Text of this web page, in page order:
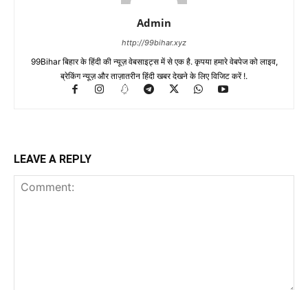
Admin
http://99bihar.xyz
99Bihar बिहार के हिंदी की न्यूज़ वेबसाइट्स में से एक है. कृपया हमारे वेबपेज को लाइव,
ब्रेकिंग न्यूज़ और ताज़ातरीन हिंदी खबर देखने के लिए विजिट करें !.
LEAVE A REPLY